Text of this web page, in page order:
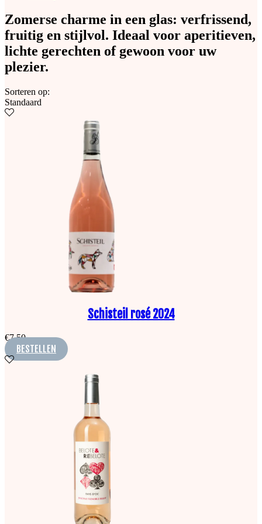
Zomerse charme in een glas: verfrissend,
fruitig en stijlvol. Ideaal voor aperitieven,
lichte gerechten of gewoon voor uw
plezier.
Sorteren op:
Standaard
Schisteil rosé 2024
€7,50
BESTELLEN